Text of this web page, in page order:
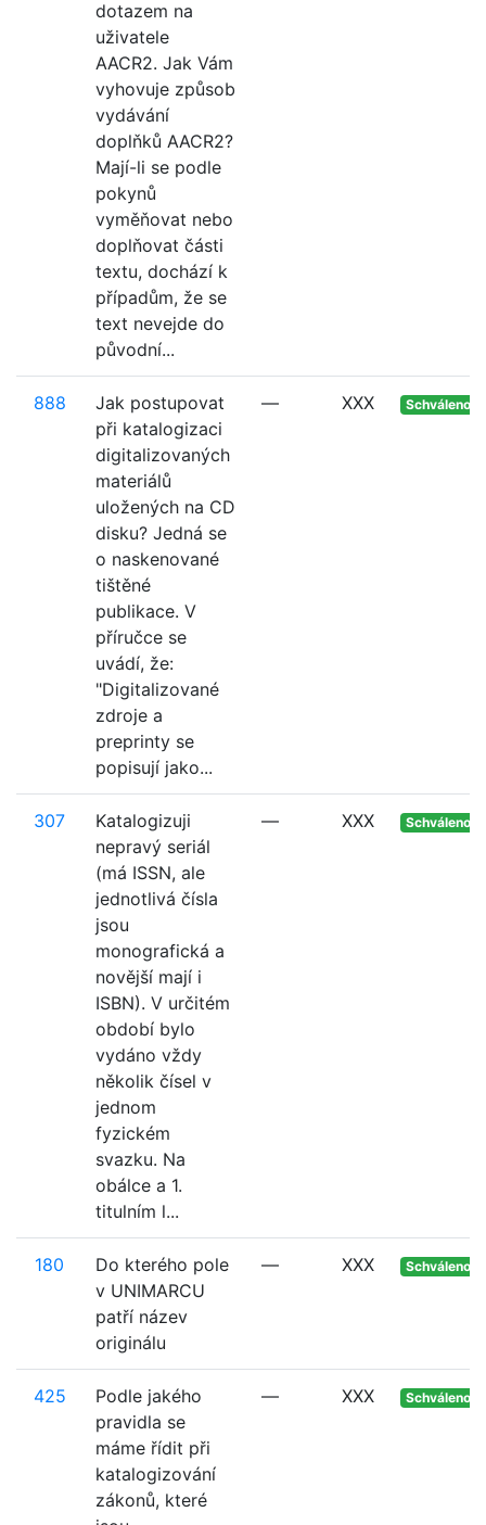
dotazem na
uživatele
AACR2. Jak Vám
vyhovuje způsob
vydávání
doplňků AACR2?
Mají-li se podle
pokynů
vyměňovat nebo
doplňovat části
textu, dochází k
případům, že se
text nevejde do
původní...
888
Jak postupovat
při katalogizaci
digitalizovaných
materiálů
uložených na CD
disku? Jedná se
o naskenované
tištěné
publikace. V
příručce se
uvádí, že:
"Digitalizované
zdroje a
preprinty se
popisují jako...
— XXX Schváleno
307
Katalogizuji
nepravý seriál
(má ISSN, ale
jednotlivá čísla
jsou
monografická a
novější mají i
ISBN). V určitém
období bylo
vydáno vždy
několik čísel v
jednom
fyzickém
svazku. Na
obálce a 1.
titulním l...
— XXX Schváleno
180
Do kterého pole
v UNIMARCU
patří název
originálu
— XXX Schváleno
425
Podle jakého
pravidla se
máme řídit při
katalogizování
zákonů, které
— XXX Schváleno